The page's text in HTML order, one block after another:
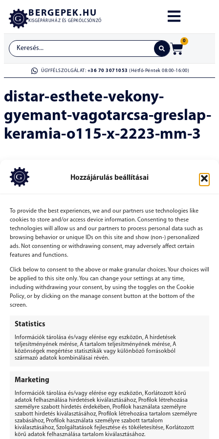
Hozzájárulás beállításai
To provide the best experiences, we and our partners use technologies like
cookies to store and/or access device information. Consenting to these
technologies will allow us and our partners to process personal data such as
browsing behavior or unique IDs on this site and show (non-) personalized
ads. Not consenting or withdrawing consent, may adversely affect certain
features and functions.
Click below to consent to the above or make granular choices. Your choices will
be applied to this site only. You can change your settings at any time,
including withdrawing your consent, by using the toggles on the Cookie
Policy, or by clicking on the manage consent button at the bottom of the
screen.
Statistics
Információk tárolása és/vagy elérése egy eszközön, A hirdetések
teljesítményének mérése, A tartalom teljesítményének mérése, A
közönségek megértése statisztikák vagy különböző forrásokból
származó adatok kombinálásai révén.
Marketing
Információk tárolása és/vagy elérése egy eszközön, Korlátozott körű
adatok felhasználása hirdetések kiválasztásához, Profilok létrehozása
személyre szabott hirdetés érdekében, Profilok használata személyre
szabott hirdetés kiválasztásához, Profilok létrehozása tartalom személyre
szabásához, Profilok használata személyre szabott tartalom
kiválasztásához, Szolgáltatások fejlesztése és tökéletesítése, Korlátozott
körű adatok felhasználása tartalom kiválasztásához.
BERGEPEK.HU
KISGÉPÁRUHÁZ ÉS GÉPKÖLCSÖNZŐ
0
ÜGYFÉLSZOLGÁLAT: +36 70 3071053 (Hétfő-Péntek 08:00-16:00)
distar-esthete-vekony-
gyemant-vagotarcsa-greslap-
keramia-o115-x-2223-mm-3
Vélemény, hozzászólás?
Hozzászólás küldéséhezbe kell jelentkezni.
BERGEPEK.HU
KISGÉPÁRUHÁZ ÉS GÉPKÖLCSÖNZŐ
Bérgépek Gépáruház Kereskedelmi Kft.